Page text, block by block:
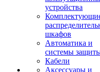
устройства
шкафов
Автоматика и
системы
Кабели
Аксессуары и